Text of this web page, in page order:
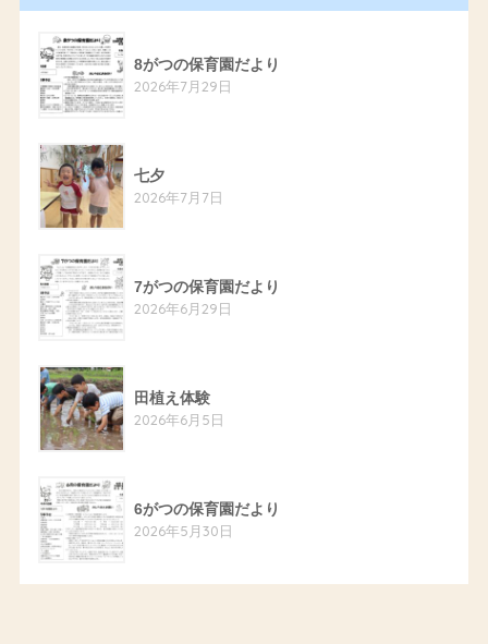
8がつの保育園だより
2026年7月29日
七夕
2026年7月7日
7がつの保育園だより
2026年6月29日
田植え体験
2026年6月5日
6がつの保育園だより
2026年5月30日